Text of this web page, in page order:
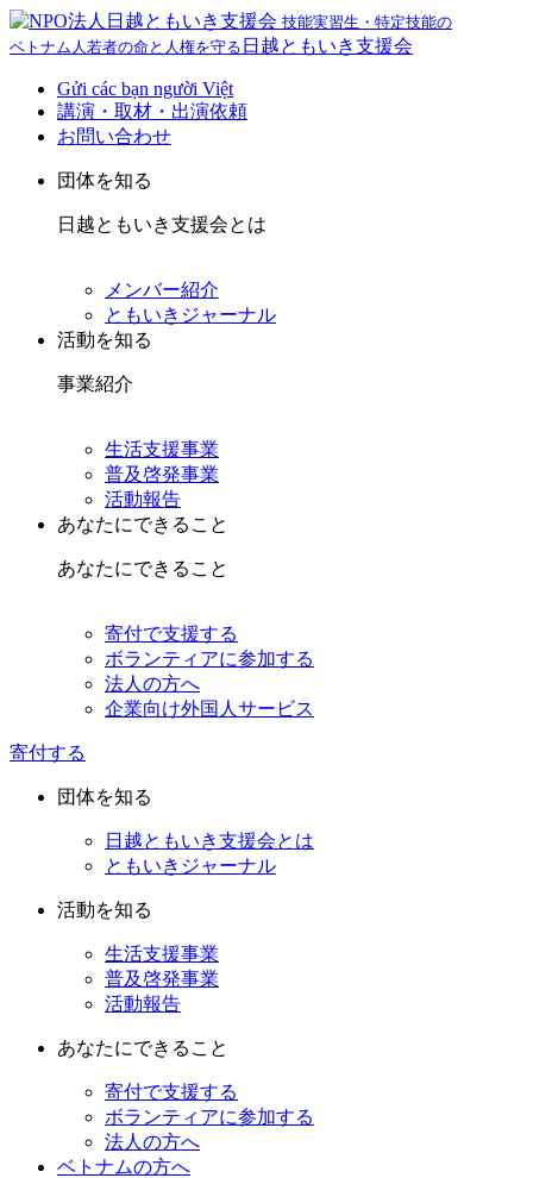
技能実習生・特定技能の
ベトナム人若者の命と人権を守る 日越ともいき支援会
Gửi các bạn người Việt
講演・取材・出演依頼
お問い合わせ
団体を知る
日越ともいき支援会とは
メンバー紹介
ともいきジャーナル
活動を知る
事業紹介
生活支援事業
普及啓発事業
活動報告
あなたにできること
あなたにできること
寄付で支援する
ボランティアに参加する
法人の方へ
企業向け外国人サービス
寄付する
団体を知る
日越ともいき支援会とは
ともいきジャーナル
活動を知る
生活支援事業
普及啓発事業
活動報告
あなたにできること
寄付で支援する
ボランティアに参加する
法人の方へ
ベトナムの方へ